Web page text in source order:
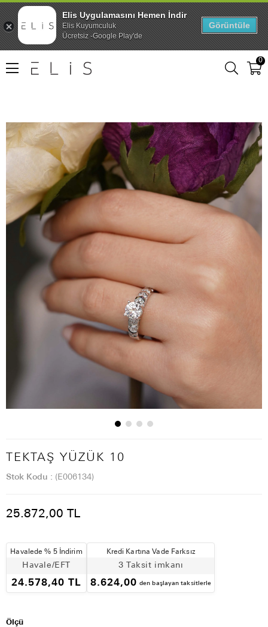
0
TEKTAŞ YÜZÜK 10
Stok Kodu (E006134)
25.872,00 TL
Havalede % 5 İndirim
Havale/EFT
24.578,40 TL
Kredi Kartına Vade Farksız
3 Taksit imkanı
8.624,00 den başlayan taksitlerle
Ölçü
Elis Uygulamasını Hemen İndir
Elis Kuyumculuk
Ücretsiz -Google Play'de
Görüntüle